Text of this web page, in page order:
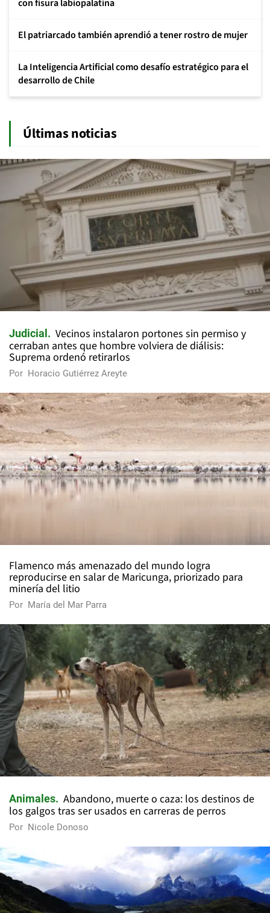
con fisura labiopalatina
El patriarcado también aprendió a tener rostro de mujer
La Inteligencia Artificial como desafío estratégico para el
desarrollo de Chile
Últimas noticias
Judicial
Vecinos instalaron portones sin permiso y
cerraban antes que hombre volviera de diálisis:
Suprema ordenó retirarlos
Por Horacio Gutiérrez Areyte
Flamenco más amenazado del mundo logra
reproducirse en salar de Maricunga, priorizado para
minería del litio
Por María del Mar Parra
Animales
Abandono, muerte o caza: los destinos de
los galgos tras ser usados en carreras de perros
Por Nicole Donoso